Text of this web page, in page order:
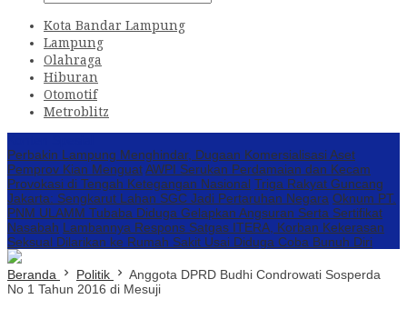
Kota Bandar Lampung
Lampung
Olahraga
Hiburan
Otomotif
Metroblitz
Perbakin Lampung Menghindar, Dugaan Komersialisasi Aset
Pemprov Kian MenguatAWPI Serukan Perdamaian dan Kecam
Provokasi di Tengah Ketegangan Nasional Triga Rakyat Guncang
Jakarta: Sengkarut Lahan SGC Jadi Pertaruhan Negara Oknum PT.
PNM ULAMM Tubaba Diduga Gelapkan Angsuran Serta Sertifikat
Nasabah Lambannya Respons Satgas ITERA, Korban Kekerasan
Seksual Dilarikan ke Rumah Sakit Usai Diduga Coba Bunuh Diri
Beranda Politik
Anggota DPRD Budhi Condrowati Sosperda
No 1 Tahun 2016 di Mesuji